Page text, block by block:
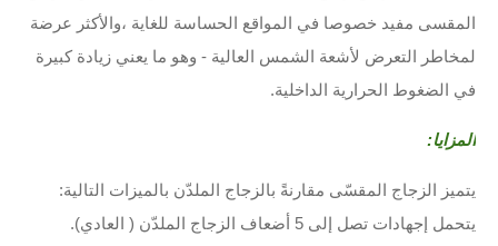
المقسى مفيد خصوصا في المواقع الحساسة للغاية ،والأكثر عرضة
لمخاطر التعرض لأشعة الشمس العالية - وهو ما يعني زيادة كبيرة
في الضغوط الحرارية الداخلية.
المزايا:
يتميز الزجاج المقسّى مقارنةً بالزجاج الملدّن بالميزات التالية:
يتحمل إجهادات تصل إلى 5 أضعاف الزجاج الملدّن ( العادي).